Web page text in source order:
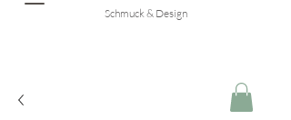
Schmuck & Design